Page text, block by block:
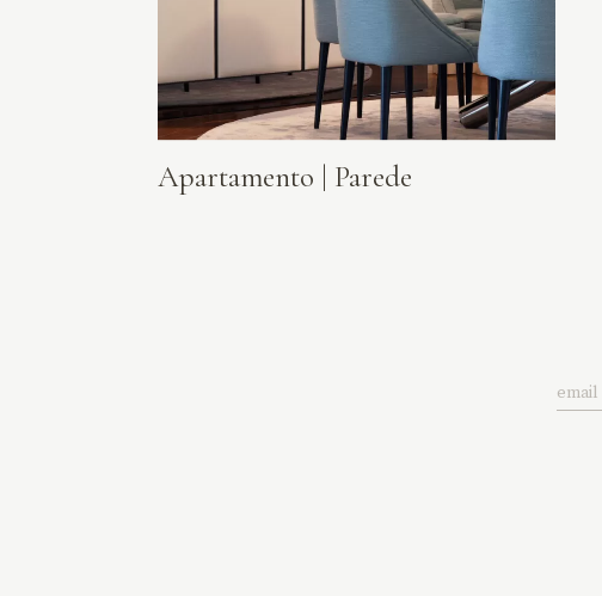
Apartamento | Parede